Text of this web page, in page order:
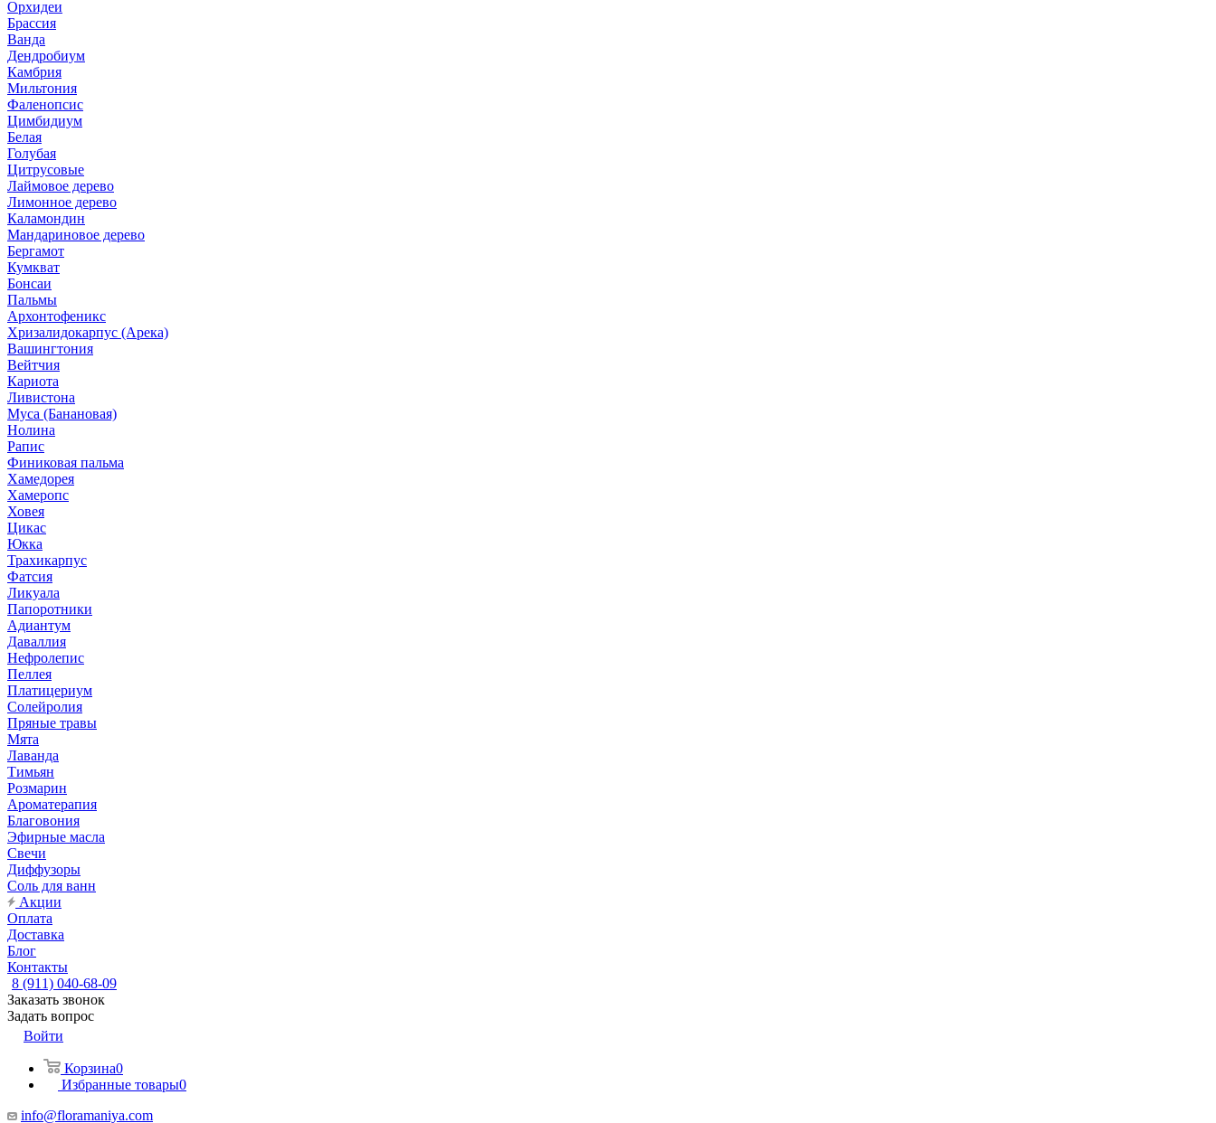
Орхидеи
Брассия
Ванда
Дендробиум
Камбрия
Мильтония
Фаленопсис
Цимбидиум
Белая
Голубая
Цитрусовые
Лаймовое дерево
Лимонное дерево
Каламондин
Мандариновое дерево
Бергамот
Кумкват
Бонсаи
Пальмы
Архонтофеникс
Хризалидокарпус (Арека)
Вашингтония
Вейтчия
Кариота
Ливистона
Муса (Банановая)
Нолина
Рапис
Финиковая пальма
Хамедорея
Хамеропс
Ховея
Цикас
Юкка
Трахикарпус
Фатсия
Ликуала
Папоротники
Адиантум
Даваллия
Нефролепис
Пеллея
Платицериум
Солейролия
Пряные травы
Мята
Лаванда
Тимьян
Розмарин
Ароматерапия
Благовония
Эфирные масла
Свечи
Диффузоры
Соль для ванн
Акции
Оплата
Доставка
Блог
Контакты
8 (911) 040-68-09
Заказать звонок
Задать вопрос
Войти
Корзина0
Избранные товары0
info@floramaniya.com